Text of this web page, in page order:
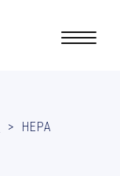
>
HEPA